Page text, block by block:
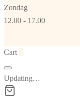
Zondag
12.00 - 17.00
Cart
Updating…